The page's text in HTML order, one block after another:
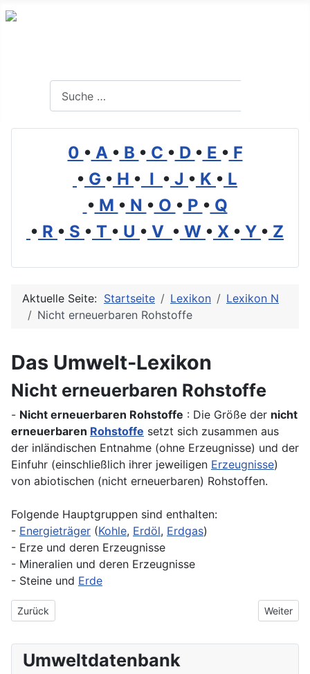
0 • A • B • C • D • E • F
• G • H • I • J • K • L
• M • N • O • P • Q
• R • S • T • U • V • W • X • Y • Z
Aktuelle Seite: Startseite Lexikon
Lexikon N
Nicht erneuerbaren Rohstoffe
Das Umwelt-Lexikon
Nicht erneuerbaren Rohstoffe
- Nicht erneuerbaren Rohstoffe : Die Größe der nicht
erneuerbaren Rohstoffe setzt sich zusammen aus
der inländischen Entnahme (ohne Erzeugnisse) und der
Einfuhr (einschließlich ihrer jeweiligen Erzeugnisse)
von abiotischen (nicht erneuerbaren) Rohstoffen.
Folgende Hauptgruppen sind enthalten:
- Energieträger (Kohle, Erdöl, Erdgas)
- Erze und deren Erzeugnisse
- Mineralien und deren Erzeugnisse
- Steine und Erde
Vorheriger Beitrag: NH3
Zurück Nächster
Weiter
Umweltdatenbank